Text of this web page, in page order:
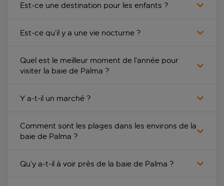
Est-ce une destination pour les enfants ?
Est-ce qu’il y a une vie nocturne ?
Quel est le meilleur moment de l’année pour
visiter la baie de Palma ?
Y a-t-il un marché ?
Comment sont les plages dans les environs de la
baie de Palma ?
Qu’y a-t-il à voir près de la baie de Palma ?